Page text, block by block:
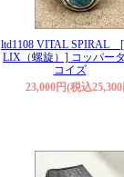
ltd1108 VITAL SPIRAL
LIX（螺旋）] コッパー
コイズ
23,000円(税込